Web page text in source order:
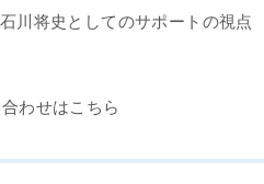
川将史としてのサポートの視点
わせはこちら